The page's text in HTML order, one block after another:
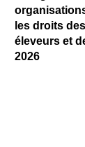
les droits
éleveurs et
2026